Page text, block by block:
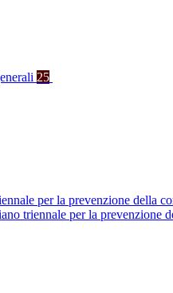
25
per la prevenzione della
triennale per la prevenzione